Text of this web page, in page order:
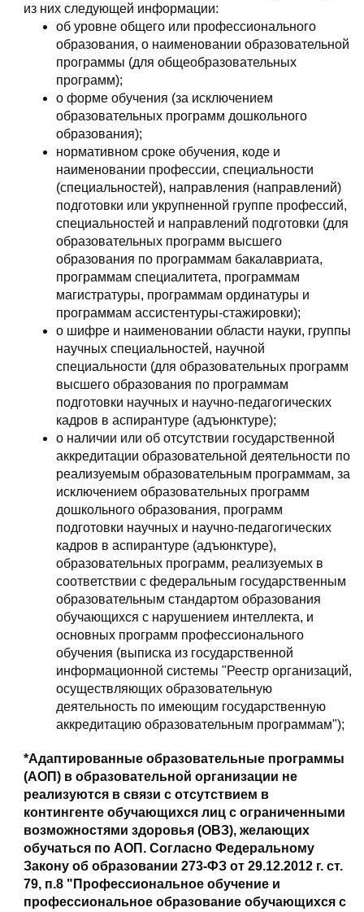
из них следующей информации:
об уровне общего или профессионального
образования, о наименовании образовательной
программы (для общеобразовательных
программ);
о форме обучения (за исключением
образовательных программ дошкольного
образования);
нормативном сроке обучения, коде и
наименовании профессии, специальности
(специальностей), направления (направлений)
подготовки или укрупненной группе профессий,
специальностей и направлений подготовки (для
образовательных программ высшего
образования по программам бакалавриата,
программам специалитета, программам
магистратуры, программам ординатуры и
программам ассистентуры-стажировки);
о шифре и наименовании области науки, группы
научных специальностей, научной
специальности (для образовательных программ
высшего образования по программам
подготовки научных и научно-педагогических
кадров в аспирантуре (адъюнктуре);
о наличии или об отсутствии государственной
аккредитации образовательной деятельности по
реализуемым образовательным программам, за
исключением образовательных программ
дошкольного образования, программ
подготовки научных и научно-педагогических
кадров в аспирантуре (адъюнктуре),
образовательных программ, реализуемых в
соответствии с федеральным государственным
образовательным стандартом образования
обучающихся с нарушением интеллекта, и
основных программ профессионального
обучения (выписка из государственной
информационной системы "Реестр организаций,
осуществляющих образовательную
деятельность по имеющим государственную
аккредитацию образовательным программам");
*Адаптированные образовательные программы
(АОП) в образовательной организации не
реализуются в связи с отсутствием в
контингенте обучающихся лиц с ограниченными
возможностями здоровья (ОВЗ), желающих
обучаться по АОП. Согласно Федеральному
Закону об образовании 273-ФЗ от 29.12.2012 г. ст.
79, п.8 "Профессиональное обучение и
профессиональное образование обучающихся с